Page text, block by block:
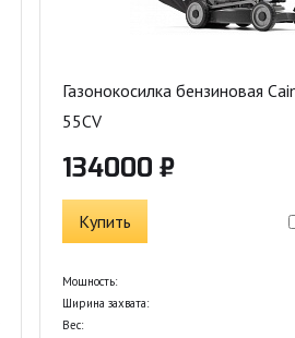
Газонокосилка бензиновая
55CV
134000 ₽
Купить
Мощность:
Ширина захвата:
Вес: